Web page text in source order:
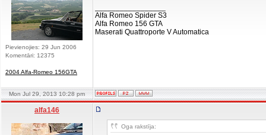
Pievienojies: 29 Jun 2006
Komentāri: 12375
2004 Alfa-Romeo 156GTA
Alfa Romeo Spider S3
Alfa Romeo 156 GTA
Maserati Quattroporte V Automatica
Mon Jul 29, 2013 10:28 pm
alfa146
Oga rakstīja: